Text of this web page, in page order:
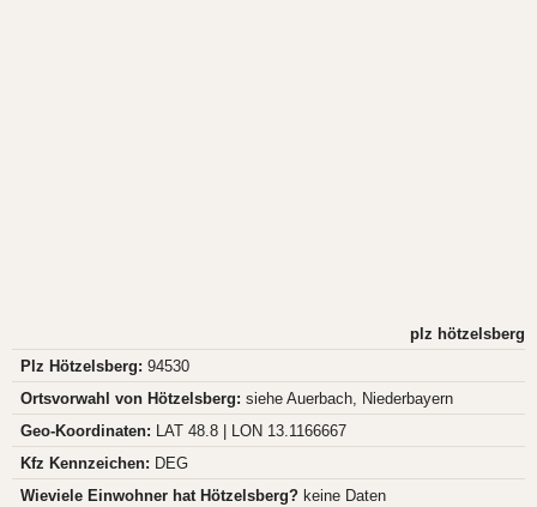
plz hötzelsberg
Plz Hötzelsberg: 94530
Ortsvorwahl von Hötzelsberg: siehe Auerbach, Niederbayern
Geo-Koordinaten: LAT 48.8 | LON 13.1166667
Kfz Kennzeichen: DEG
Wieviele Einwohner hat Hötzelsberg? keine Daten